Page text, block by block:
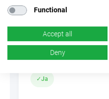
✓Ja
Functional
Accept all
Deny